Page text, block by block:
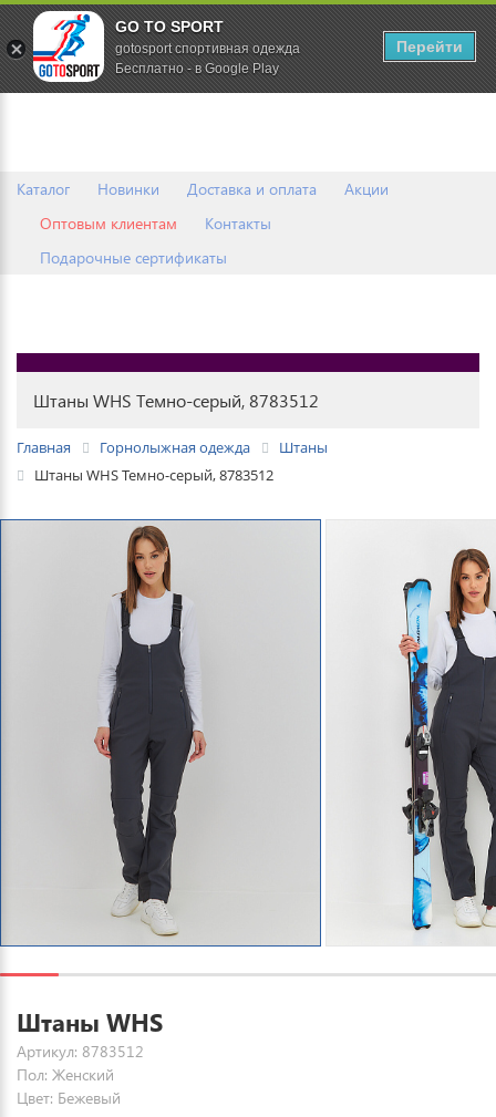
Каталог Новинки Доставка и оплата
Акции
Оптовым клиентам
Контакты
Подарочные сертификаты
0
Штаны WHS Темно-серый, 8783512
Главная Горнолыжная одежда
Штаны
Штаны WHS Темно-серый, 8783512
Штаны WHS
Артикул: 8783512
Пол: Женский
Цвет: Бежевый
GO TO SPORT
gotosport спортивная одежда
Бесплатно - в Google Play
Перейти